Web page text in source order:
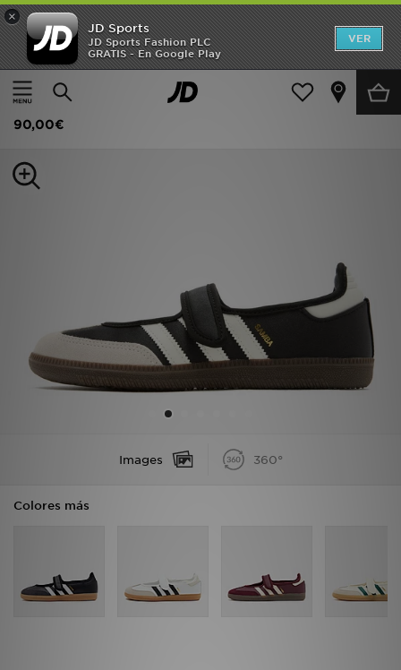
×
JD Sports
JD Sports Fashion PLC
GRATIS - En Google Play
VER
Página principal
Mujer Calzado de mujer Zapatillas
adidas Originals Zapatilla Samba Jane
90,00€
Images 360°
Colores más
Hombre
Mujer
Estilo
Ofertas